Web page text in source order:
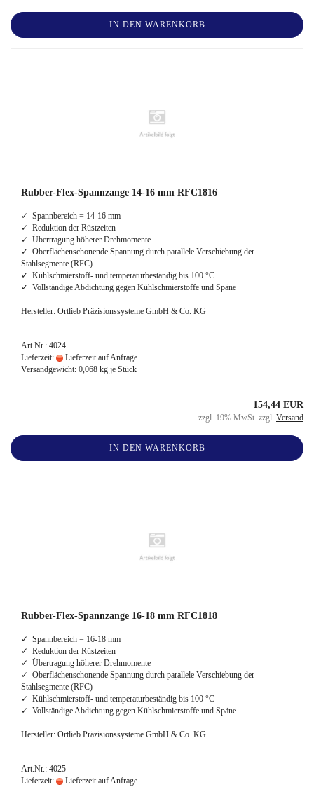
IN DEN WARENKORB
Rubber-Flex-Spannzange 14-16 mm RFC1816
✓ Spannbereich = 14-16 mm
✓ Reduktion der Rüstzeiten
✓ Übertragung höherer Drehmomente
✓ Oberflächenschonende Spannung durch parallele Verschiebung der
Stahlsegmente (RFC)
✓ Kühlschmierstoff- und temperaturbeständig bis 100 °C
✓ Vollständige Abdichtung gegen Kühlschmierstoffe und Späne
Hersteller: Ortlieb Präzisionssysteme GmbH & Co. KG
Art.Nr.: 4024
Lieferzeit:
Lieferzeit auf Anfrage
Versandgewicht: 0,068 kg je Stück
154,44 EUR
zzgl. 19% MwSt. zzgl. Versand
IN DEN WARENKORB
Rubber-Flex-Spannzange 16-18 mm RFC1818
✓ Spannbereich = 16-18 mm
✓ Reduktion der Rüstzeiten
✓ Übertragung höherer Drehmomente
✓ Oberflächenschonende Spannung durch parallele Verschiebung der
Stahlsegmente (RFC)
✓ Kühlschmierstoff- und temperaturbeständig bis 100 °C
✓ Vollständige Abdichtung gegen Kühlschmierstoffe und Späne
Hersteller: Ortlieb Präzisionssysteme GmbH & Co. KG
Art.Nr.: 4025
Lieferzeit:
Lieferzeit auf Anfrage